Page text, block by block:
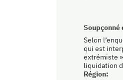
Région:
Soupçonné
Selon
qui est
extrémiste
liquidation